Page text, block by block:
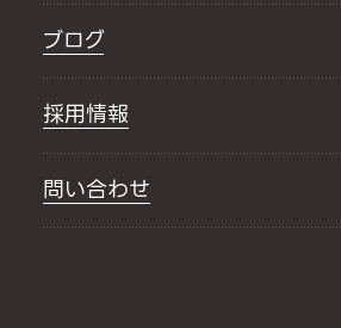
ブログ
採用情報
問い合わせ